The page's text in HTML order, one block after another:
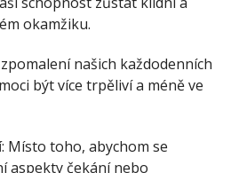
okamžiku.
našich každodenních
být více trpěliví a méně ve
: Místo toho, abychom se
aspekty čekání nebo